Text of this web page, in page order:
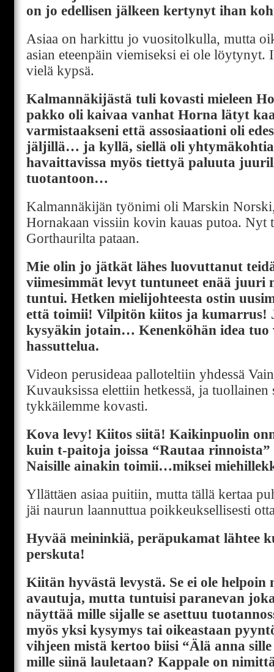
on jo edellisen jälkeen kertynyt ihan
Asiaa on harkittu jo vuositolkulla, mutta
asian eteenpäin viemiseksi ei ole löytynyt.
vielä kypsä.
Kalmannäkijästä tuli kovasti mieleen
pakko oli kaivaa vanhat Horna lätyt
varmistaakseni että assosiaationi oli
jäljillä… ja kyllä, siellä oli
havaittavissa myös tiettyä paluuta
tuotantoon…
Kalmannäkijän työnimi oli Marskin
Hornakaan vissiin kovin kauas putoa. Nyt
Gorthaurilta pataan.
Mie olin jo jätkät lähes luovuttanut
viimesimmät levyt tuntuneet enää juuri
tuntui. Hetken mielijohteesta ostin
että toimii! Vilpitön kiitos ja kumarrus!
kysyäkin jotain… Kenenköhän idea tuo
hassuttelua.
Videon perusideaa palloteltiin yhdessä
Kuvauksissa elettiin hetkessä, ja
tykkäilemme kovasti.
Kova levy! Kiitos siitä! Kaikinpuolin
kuin t-paitoja joissa “Rautaa rinnoista”
Naisille ainakin toimii…miksei
Yllättäen asiaa puitiin, mutta tällä kertaa
jäi naurun laannuttua poikkeuksellisesti
Hyvää meininkiä, peräpukamat lähtee
perskuta!
Kiitän hyvästä levystä. Se ei ole helpoin
avautuja, mutta tuntuisi paranevan
näyttää mille sijalle se asettuu
myös yksi kysymys tai oikeastaan
vihjeen mistä kertoo biisi “Älä anna
mille siinä lauletaan? Kappale on